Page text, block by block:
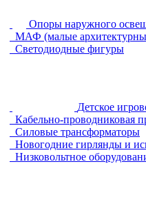
Опоры наружного
МАФ (малые
Светодиодные фигуры
Детское
Кабельно-проводниковая
Силовые трансформаторы
Новогодние гирлянды и
Низковольтное